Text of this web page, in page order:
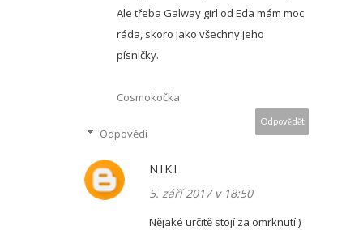
Ale třeba Galway girl od Eda mám moc
ráda, skoro jako všechny jeho
písničky.
Cosmokočka
Odpovědět
Odpovědi
NIKI
5. září 2017 v 18:50
Nějaké určitě stojí za omrknutí:)